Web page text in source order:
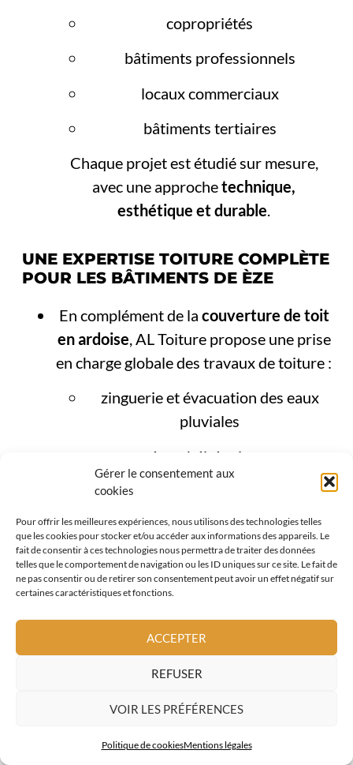
Gérer le consentement aux
cookies
Pour offrir les meilleures expériences, nous utilisons des technologies telles
que les cookies pour stocker et/ou accéder aux informations des appareils. Le
fait de consentir à ces technologies nous permettra de traiter des données
telles que le comportement de navigation ou les ID uniques sur ce site. Le fait de
ne pas consentir ou de retirer son consentement peut avoir un effet négatif sur
certaines caractéristiques et fonctions.
ACCEPTER
REFUSER
VOIR LES PRÉFÉRENCES
Politique de cookiesMentions légales
copropriétés
bâtiments professionnels
locaux commerciaux
bâtiments tertiaires
Chaque projet est étudié sur mesure,
avec une approchetechnique,
esthétique et durable.
UNE EXPERTISE TOITURE COMPLÈTE
POUR LES BÂTIMENTS DE ÈZE
En complément de la couverture de toit
en ardoise, AL Toiture propose une prise
en charge globale des travaux de toiture :
zinguerie et évacuation des eaux
pluviales
étanchéité toiture
couverture métallique
tuiles terre cuite
façades et bardages bois
Cette approche globale est essentielle à
Èze, où la toiture doit être pensée comme
ensemble technique et esthétique
parfaitement adapté au site.